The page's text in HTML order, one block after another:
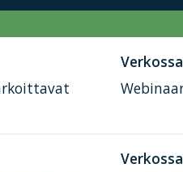
Verkossa
Verkossa